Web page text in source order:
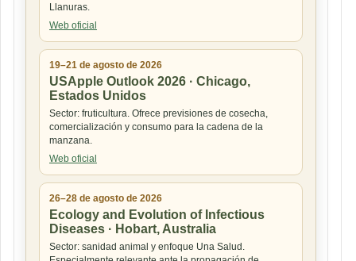
Llanuras.
Web oficial
19–21 de agosto de 2026
USApple Outlook 2026 · Chicago,
Estados Unidos
Sector: fruticultura. Ofrece previsiones de cosecha,
comercialización y consumo para la cadena de la
manzana.
Web oficial
26–28 de agosto de 2026
Ecology and Evolution of Infectious
Diseases · Hobart, Australia
Sector: sanidad animal y enfoque Una Salud.